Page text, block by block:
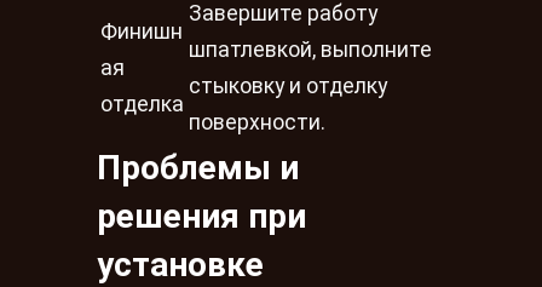
Финишн
ая
отделка
Завершите работу
шпатлевкой, выполните
стыковку и отделку
поверхности.
Проблемы и
решения при
установке